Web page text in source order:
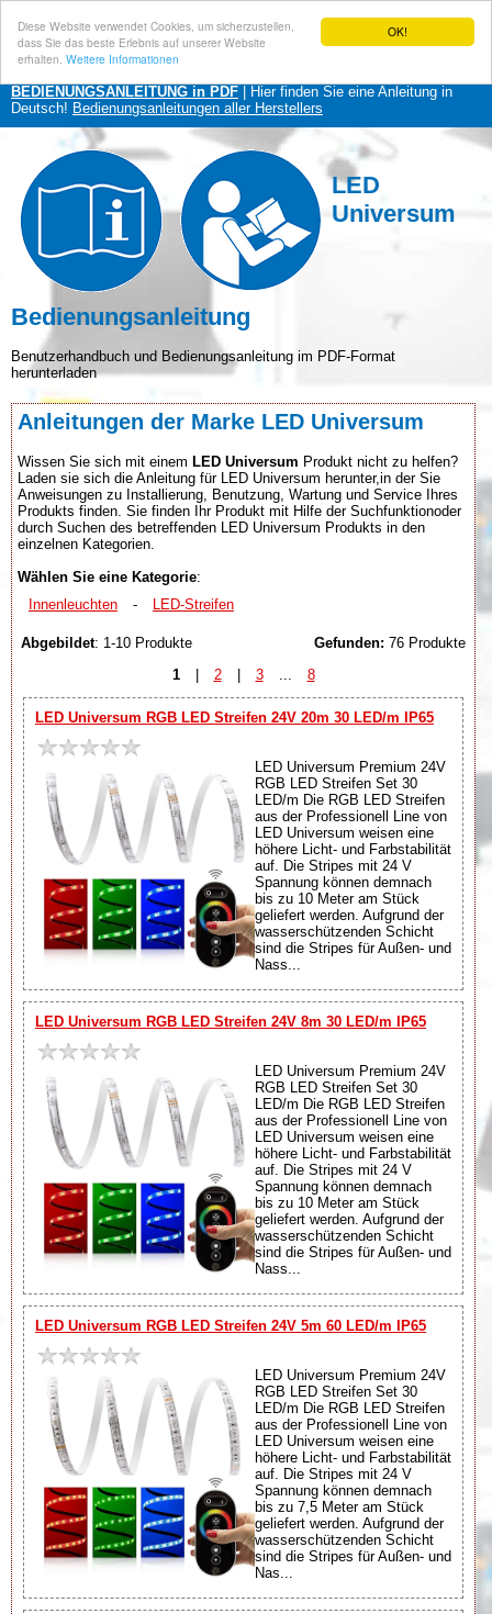
OK!
Diese Website verwendet Cookies, um sicherzustellen,
dass Sie das beste Erlebnis auf unserer Website
erhalten. Weitere Informationen
BEDIENUNGSANLEITUNG in PDF | Hier finden Sie eine Anleitung in
Deutsch! Bedienungsanleitungen aller Herstellers
LED
Universum
Bedienungsanleitung
Benutzerhandbuch und Bedienungsanleitung im PDF-Format
herunterladen
Anleitungen der Marke LED Universum
Wissen Sie sich mit einem LED Universum Produkt nicht zu helfen?
Laden sie sich die Anleitung für LED Universum herunter,in der Sie
Anweisungen zu Installierung, Benutzung, Wartung und Service Ihres
Produkts finden. Sie finden Ihr Produkt mit Hilfe der Suchfunktionoder
durch Suchen des betreffenden LED Universum Produkts in den
einzelnen Kategorien.
Wählen Sie eine Kategorie:
Innenleuchten
- LED-Streifen
Abgebildet: 1-10 Produkte Gefunden: 76 Produkte
1
| 2 | 3 8
LED Universum RGB LED Streifen 24V 20m 30 LED/m IP65
LED Universum Premium 24V
RGB LED Streifen Set 30
LED/m Die RGB LED Streifen
aus der Professionell Line von
LED Universum weisen eine
höhere Licht- und Farbstabilität
auf. Die Stripes mit 24 V
Spannung können demnach
bis zu 10 Meter am Stück
geliefert werden. Aufgrund der
wasserschützenden Schicht
sind die Stripes für Außen- und
Nass...
LED Universum RGB LED Streifen 24V 8m 30 LED/m IP65
LED Universum Premium 24V
RGB LED Streifen Set 30
LED/m Die RGB LED Streifen
aus der Professionell Line von
LED Universum weisen eine
höhere Licht- und Farbstabilität
auf. Die Stripes mit 24 V
Spannung können demnach
bis zu 10 Meter am Stück
geliefert werden. Aufgrund der
wasserschützenden Schicht
sind die Stripes für Außen- und
Nass...
LED Universum RGB LED Streifen 24V 5m 60 LED/m IP65
LED Universum Premium 24V
RGB LED Streifen Set 30
LED/m Die RGB LED Streifen
aus der Professionell Line von
LED Universum weisen eine
höhere Licht- und Farbstabilität
auf. Die Stripes mit 24 V
Spannung können demnach
bis zu 7,5 Meter am Stück
geliefert werden. Aufgrund der
wasserschützenden Schicht
sind die Stripes für Außen- und
Nas...